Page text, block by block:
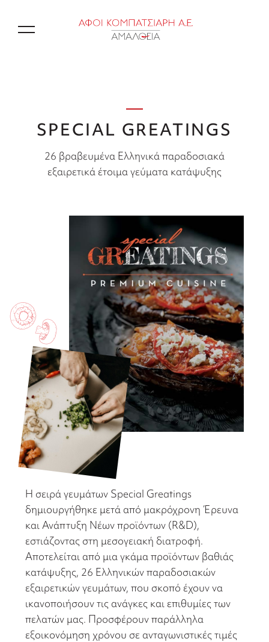
SPECIAL GREATINGS
26 βραβευμένα Ελληνικά παραδοσιακά
εξαιρετικά έτοιμα γεύματα κατάψυξης
Η σειρά γευμάτων Special Greatings
δημιουργήθηκε μετά από μακρόχρονη Έρευνα
και Ανάπτυξη Νέων προϊόντων (R&D),
εστιάζοντας στη μεσογειακή διατροφή.
Αποτελείται από μια γκάμα προϊόντων βαθιάς
κατάψυξης, 26 Ελληνικών παραδοσιακών
εξαιρετικών γευμάτων, που σκοπό έχουν να
ικανοποιήσουν τις ανάγκες και επιθυμίες των
πελατών μας. Προσφέρουν παράλληλα
εξοικονόμηση χρόνου σε ανταγωνιστικές τιμές